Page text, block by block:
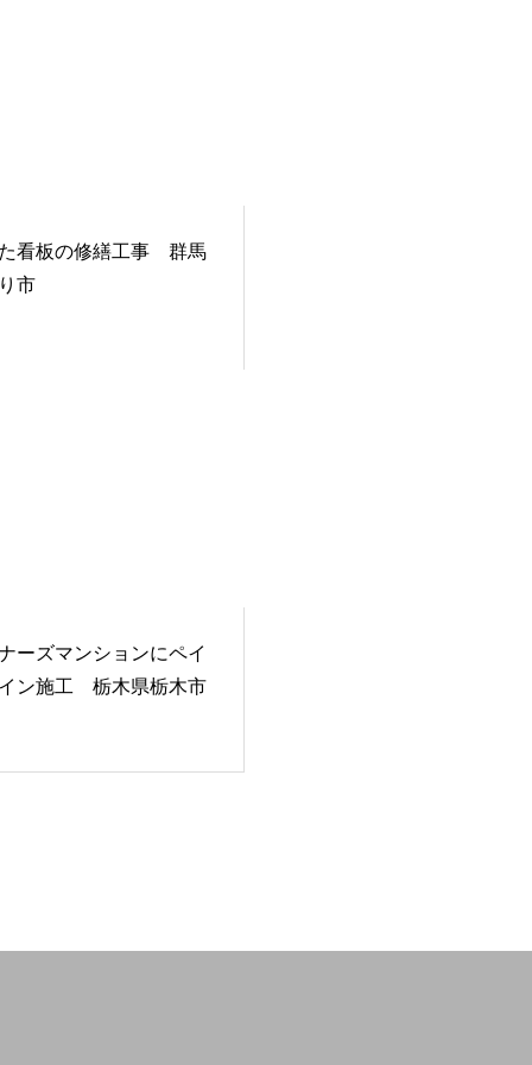
看板の修繕工事 群馬
市
ーズマンションにペイ
ン施工 栃木県栃木市